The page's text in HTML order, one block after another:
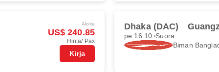
Aloita
US$ 240.85
Hinta/ Pax
Kirja
Dhaka (DAC)
pe 16.10. Suora
Biman